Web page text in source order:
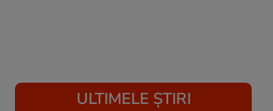
ULTIMELE ȘTIRI